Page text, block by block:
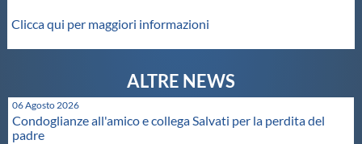
Centri Federali
Protezione Civile
Clicca qui per maggiori informazioni
06 Agosto 2026
Condoglianze all'amico e collega Salvati per la perdita del
padre